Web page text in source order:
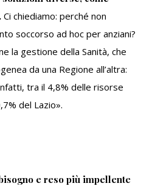
Ci chiediamo: perché non
soccorso ad hoc per anziani?
la gestione della Sanità, che
da una Regione all’altra:
tra il 4,8% delle risorse
del Lazio».
e reso più impellente